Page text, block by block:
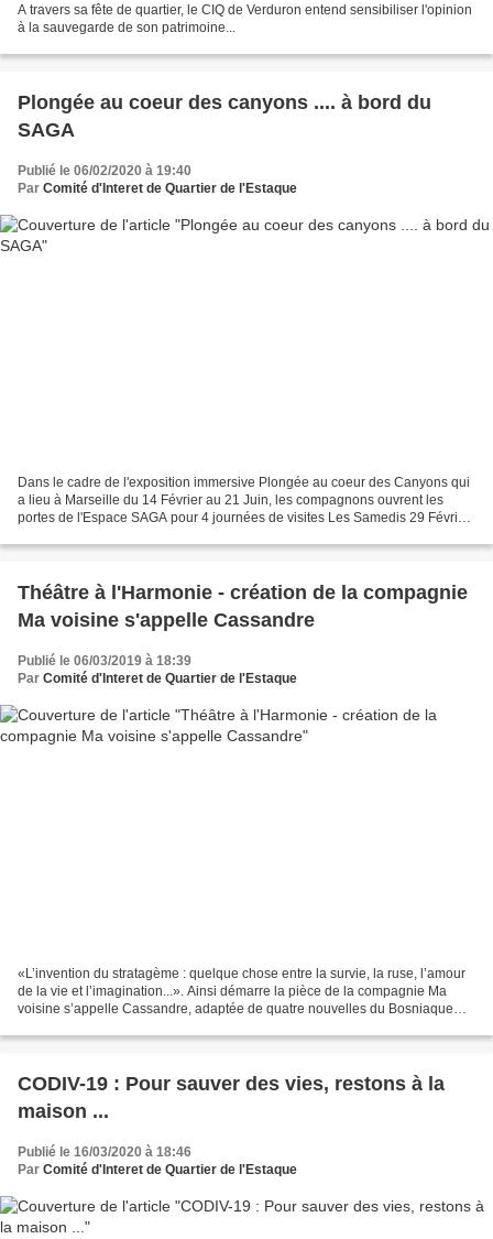
A travers sa fête de quartier, le CIQ de Verduron entend sensibiliser l'opinion
à la sauvegarde de son patrimoine...
Plongée au coeur des canyons .... à bord du
SAGA
Publié le 06/02/2020 à 19:40
Par Comité d'Interet de Quartier de l'Estaque
Dans le cadre de l'exposition immersive Plongée au coeur des Canyons qui
a lieu à Marseille du 14 Février au 21 Juin, les compagnons ouvrent les
portes de l'Espace SAGA pour 4 journées de visites Les Samedis 29 Février,
Théâtre à l'Harmonie - création de la compagnie
Ma voisine s'appelle Cassandre
Publié le 06/03/2019 à 18:39
Par Comité d'Interet de Quartier de l'Estaque
«L’invention du stratagème : quelque chose entre la survie, la ruse, l’amour
de la vie et l’imagination...». Ainsi démarre la pièce de la compagnie Ma
voisine s’appelle Cassandre, adaptée de quatre nouvelles du Bosniaque
CODIV-19 : Pour sauver des vies, restons à la
maison ...
Publié le 16/03/2020 à 18:46
Par Comité d'Interet de Quartier de l'Estaque